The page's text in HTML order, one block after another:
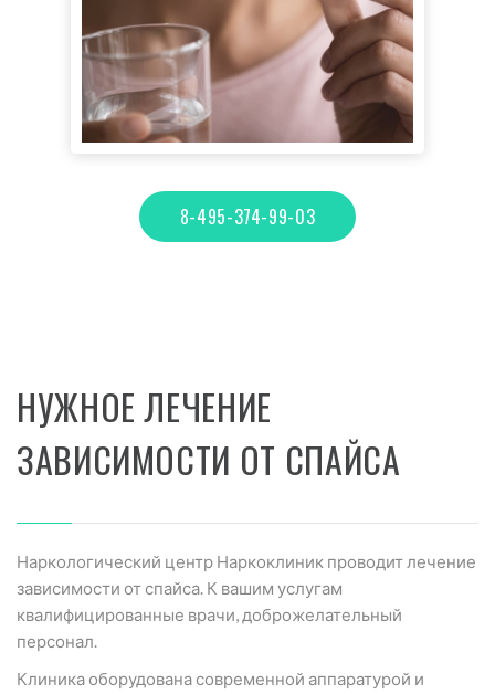
8-495-374-99-03
НУЖНОЕ ЛЕЧЕНИЕ
ЗАВИСИМОСТИ ОТ СПАЙСА
Наркологический центр Наркоклиник проводит лечение
зависимости от спайса. К вашим услугам
квалифицированные врачи, доброжелательный
персонал.
Клиника оборудована современной аппаратурой и